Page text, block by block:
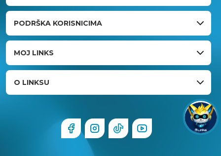
PODRŠKA KORISNICIMA
MOJ LINKS
O LINKSU